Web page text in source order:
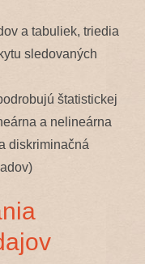
a tabuliek, triedia
sledovaných
štatistickej
a nelineárna
diskriminačná